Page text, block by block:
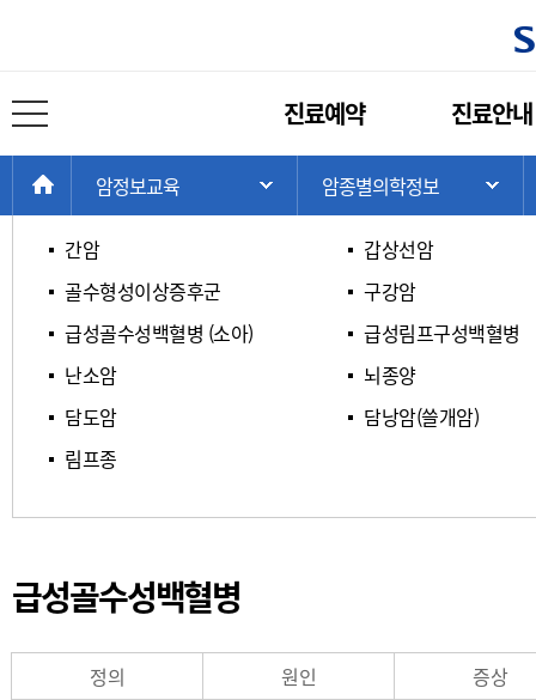
메
진료예약 진료안내
HOME
암정보교육 주 메뉴 목록 열기
암종별의학정보
ㅁ / ㅂ / ㅅ /
간암
갑상선암
골수형성이상증후군
구강암
급성골수성백혈병 (소아)
급성림프구성백혈병
난소암
뇌종양
담도암
담낭암(쓸개암)
림프종
급성골수성백혈병
정의 원인
증상